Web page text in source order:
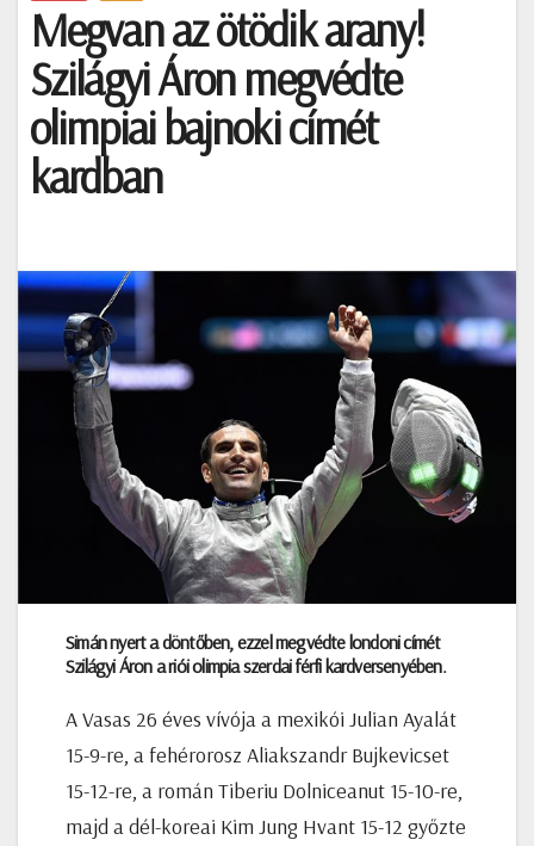
Megvan az ötödik arany!
Szilágyi Áron megvédte
olimpiai bajnoki címét
kardban
Simán nyert a döntőben, ezzel megvédte londoni címét
Szilágyi Áron a riói olimpia szerdai férfi kardversenyében.
A Vasas 26 éves vívója a mexikói Julian Ayalát
15-9-re, a fehérorosz Aliakszandr Bujkevicset
15-12-re, a román Tiberiu Dolniceanut 15-10-re,
majd a dél-koreai Kim Jung Hvant 15-12 győzte